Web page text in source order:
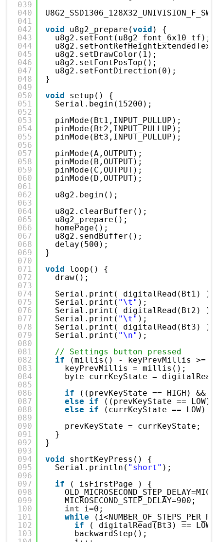
039
040
041
042
043
044
045
046
047
048
049
050
051
052
053
054
055
056
057
058
059
060
061
062
063
064
065
066
067
068
069
070
071
072
073
074
075
076
077
078
079
080
081
082
083
084
085
086
087
088
089
090
091
092
093
094
095
096
097
098
099
100
101
102
103
void
u8g2_prepare(void ) {
u8g2.setFont(u8g2_font_6x10_tf);
u8g2.setDrawColor(1);
u8g2.setFontPosTop();
u8g2.setFontDirection(0);
}
void
setup() {
Serial.begin(15200);
pinMode(Bt1,INPUT_PULLUP);
pinMode(Bt2,INPUT_PULLUP);
pinMode(Bt3,INPUT_PULLUP);
pinMode(A,OUTPUT);
pinMode(B,OUTPUT);
pinMode(C,OUTPUT);
pinMode(D,OUTPUT);
u8g2.begin();
u8g2.clearBuffer();
u8g2_prepare();
homePage();
u8g2.sendBuffer();
delay(500);
}
void
loop() {
draw();
Serial.print( digitalRead(Bt1) );
Serial.print( "\t" );
Serial.print( digitalRead(Bt2) );
Serial.print( "\t" );
Serial.print( digitalRead(Bt3) );
Serial.print( "\n" );
// Settings button pressed
if
(millis() - keyPrevMillis >=
keyPrevMillis = millis();
byte currKeyState =
if
((prevKeyState == HIGH) &&
else
if
((prevKeyState ==
else
if
(currKeyState == LOW)
prevKeyState = currKeyState;
}
}
void
shortKeyPress() {
Serial.println( "short" );
if
( isFirstPage ) {
MICROSECOND_STEP_DELAY=900;
int
i=0;
while
if
( digitalRead(Bt3) ==
backwardStep();